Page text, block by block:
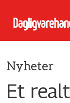
Nyheter
Et